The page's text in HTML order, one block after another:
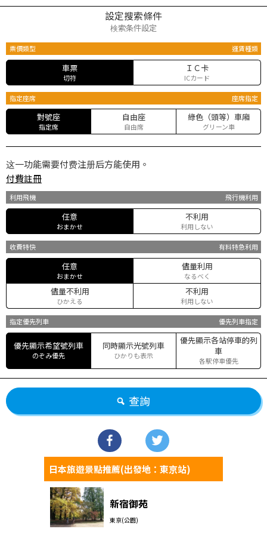
設定搜索條件
検索条件設定
票價類型 運賃種類
車票
切符
ＩＣ卡
ICカード
指定座席 座席指定
對號座
指定席
自由座
自由席
綠色（頭等）車廂
グリーン車
这一功能需要付费注册后方能使用。
付費註冊
利用飛機 飛行機利用
任意
おまかせ
不利用
利用しない
收費特快 有料特急利用
任意
おまかせ
儘量利用
なるべく
儘量不利用
ひかえる
不利用
利用しない
指定優先列車 優先列車指定
優先顯示希望號列車
のぞみ優先
同時顯示光號列車
ひかりも表示
優先顯示各站停車的列
車
各駅停車優先
查詢
日本旅遊景點推薦(出發地：東京站)
新宿御苑
東京(公園)